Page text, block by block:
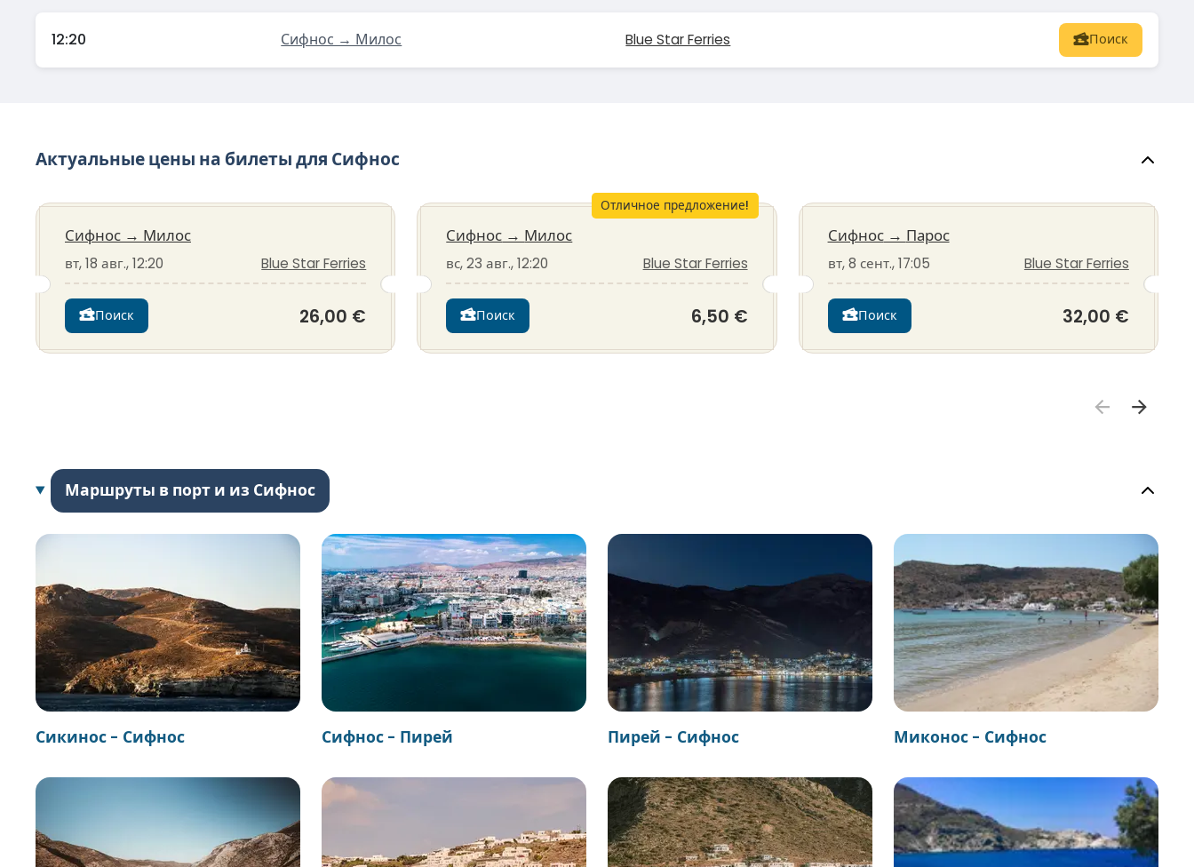
12:20 Сифнос → Милос Blue Star Ferries Поиск
Актуальные цены на билеты для Сифнос
Сифнос → Милос
вт, 18 авг., 12:20 Blue Star Ferries
Поиск 26,00 €
Отличное предложение!
Сифнос → Милос
вс, 23 авг., 12:20 Blue Star Ferries
Поиск 6,50 €
Сифнос→ Парос
вт, 8 сент., 17:05 Blue Star Ferries
Поиск 32,00 €
Маршруты в порт и из Сифнос
Сикинос - Сифнос Сифнос - Пирей Пирей - Сифнос Миконос - Сифнос